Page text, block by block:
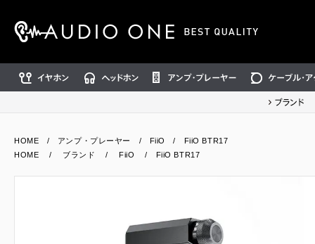
ケーブル・アクセ
HOME / アンプ・プレーヤー / FiiO
/ FiiO BTR17
HOME
/ ブランド / FiiO / FiiO BTR17